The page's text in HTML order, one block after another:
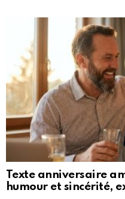
Texte anniversaire
humour et sincérité,